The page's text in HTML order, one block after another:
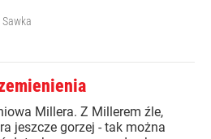
Sawka
Millera. Z Millerem źle,
jeszcze gorzej - tak można